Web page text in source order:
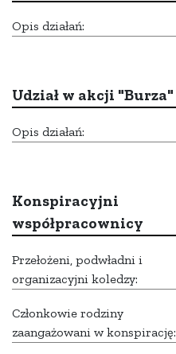
Opis działań:
Udział w akcji "Burza"
Opis działań:
Konspiracyjni
współpracownicy
Przełożeni, podwładni i
organizacyjni koledzy:
Członkowie rodziny
zaangażowani w konspirację: